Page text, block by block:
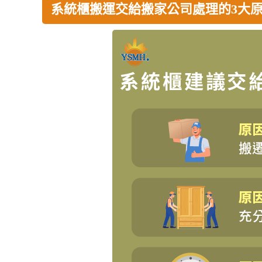
系統櫃搬運交給搬家公司處理的3大